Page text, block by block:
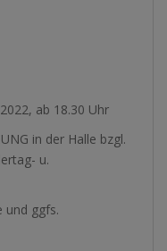
ab 18.30 Uhr
in der Halle bzgl.
u.
und ggfs.